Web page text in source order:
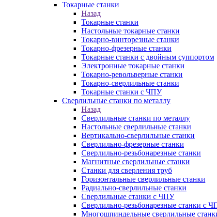
Токарные станки
Назад
Токарные станки
Настольные токарные станки
Токарно-винторезные станки
Токарно-фрезерные станки
Токарные станки с двойным суппортом
Электронные токарные станки
Токарно-револьверные станки
Токарно-сверлильные станки
Токарные станки с ЧПУ
Сверлильные станки по металлу
Назад
Сверлильные станки по металлу
Настольные сверлильные станки
Вертикально-сверлильные станки
Сверлильно-фрезерные станки
Сверлильно-резьбонарезные станки
Магнитные сверлильные станки
Станки для сверления труб
Горизонтальные сверлильные станки
Радиально-сверлильные станки
Сверлильные станки с ЧПУ
Сверлильно-резьбонарезные станки с
Многошпиндельные сверлильные